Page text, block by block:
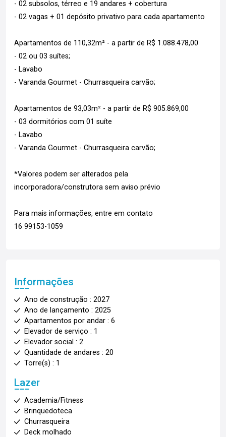
- 02 subsolos, térreo e 19 andares + cobertura
- 02 vagas + 01 depósito privativo para cada apartamento
Apartamentos de 110,32m² - a partir de R$ 1.088.478,00
- 02 ou 03 suítes;
- Lavabo
- Varanda Gourmet - Churrasqueira carvão;
Apartamentos de 93,03m² - a partir de R$ 905.869,00
- 03 dormitórios com 01 suíte
- Lavabo
- Varanda Gourmet - Churrasqueira carvão;
*Valores podem ser alterados pela
incorporadora/construtora sem aviso prévio
Para mais informações, entre em contato
16 99153-1059
Informações
Ano de construção : 2027
Ano de lançamento : 2025
Apartamentos por andar : 6
Elevador de serviço : 1
Elevador social : 2
Quantidade de andares : 20
Torre(s) : 1
Lazer
Academia/Fitness
Brinquedoteca
Churrasqueira
Deck molhado